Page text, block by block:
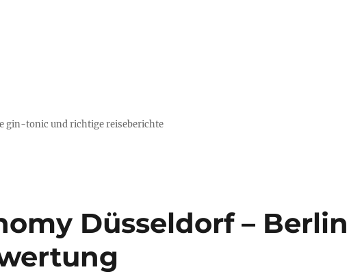
gin-tonic und richtige reiseberichte
Düsseldorf – Berlin